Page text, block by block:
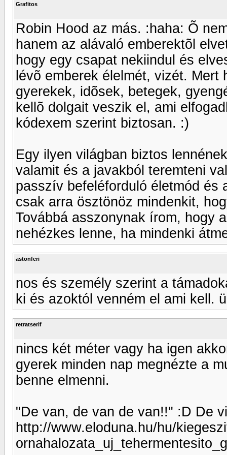
Grafitos
Robin Hood az más. :haha: Õ
hanem az alávaló emberektõl
hogy egy csapat nekiindul és
lévõ emberek élelmét, vizét.
gyerekek, idõsek, betegek,
kellõ dolgait veszik el, ami
kódexem szerint biztosan. :)
Egy ilyen világban biztos
valamit és a javakból teremteni
passzív befeléforduló életmód és
csak arra ösztönöz mindenkit,
Továbbá asszonynak írom, hogy
nehézkes lenne, ha mindenki
astonferi
nos és személy szerint a
ki és azoktól venném el ami kell.
retratserif
nincs két méter vagy ha igen
gyerek minden nap megnézte a
benne elmenni.
"De van, de van de van!!" :D De
http://www.eloduna.hu/hu/